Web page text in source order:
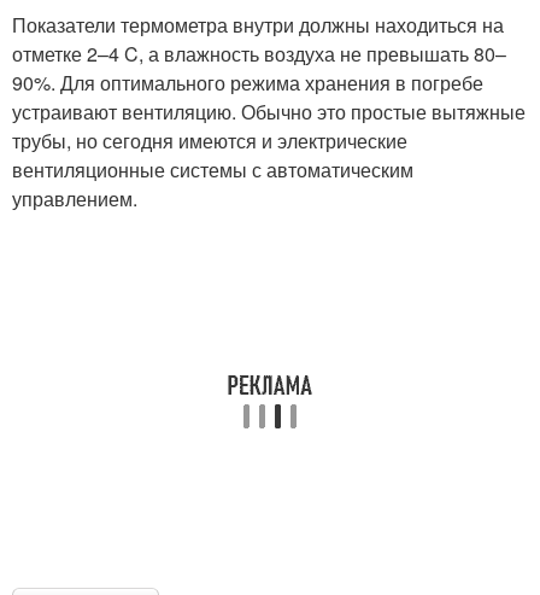
Показатели термометра внутри должны находиться на
отметке 2–4 C, а влажность воздуха не превышать 80–
90%. Для оптимального режима хранения в погребе
устраивают вентиляцию. Обычно это простые вытяжные
трубы, но сегодня имеются и электрические
вентиляционные системы с автоматическим
управлением.